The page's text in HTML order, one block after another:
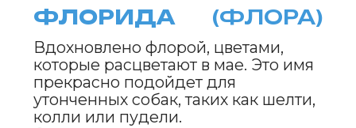
доберманы или хаски, с сильным
и уверенным характером.